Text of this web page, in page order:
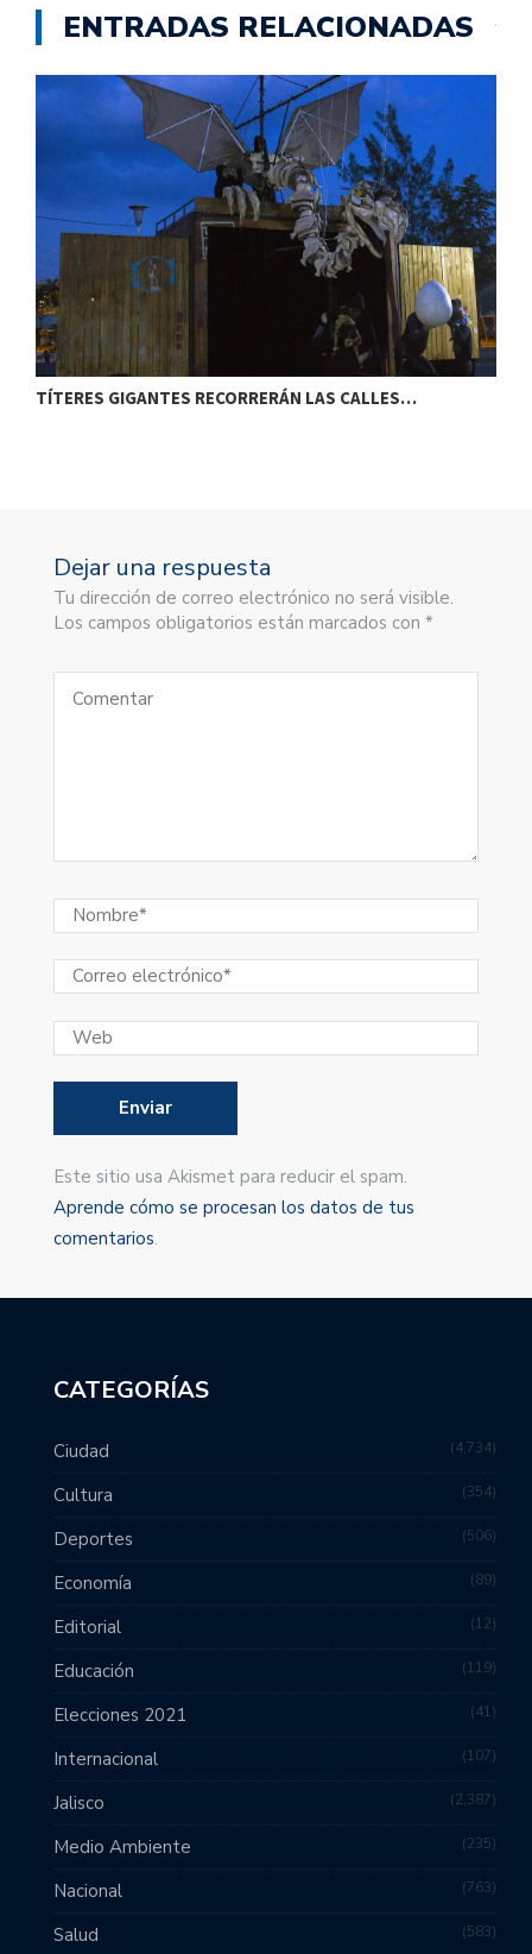
ENTRADAS RELACIONADAS
TÍTERES GIGANTES RECORRERÁN LAS CALLES…
Dejar una respuesta
Tu dirección de correo electrónico no será visible.
Los campos obligatorios están marcados con *
Este sitio usa Akismet para reducir el spam.
Aprende cómo se procesan los datos de tus
comentarios.
CATEGORÍAS
Ciudad 4,734
Cultura 354
Deportes 506
Economía 89
Editorial 12
Educación 119
Elecciones 2021 41
Internacional 107
Jalisco 2,387
Medio Ambiente 235
Nacional 763
Salud 583